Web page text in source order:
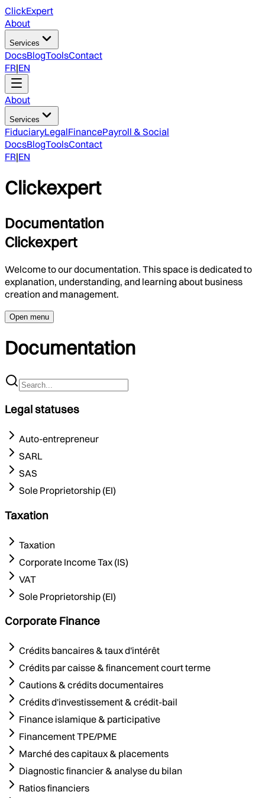
ClickExpert
About
Services
DocsBlogToolsContact
FR|EN
About
Services
FiduciaryLegalFinancePayroll & Social
DocsBlogToolsContact
FR|EN
Clickexpert
Documentation
Clickexpert
Welcome to our documentation. This space is dedicated to
explanation, understanding, and learning about business
creation and management.
Open menu
Documentation
Legal statuses
Auto-entrepreneur
SARL
SAS
Sole Proprietorship (EI)
Taxation
Taxation
Corporate Income Tax (IS)
VAT
Sole Proprietorship (EI)
Corporate Finance
Crédits bancaires & taux d'intérêt
Crédits par caisse & financement court terme
Cautions & crédits documentaires
Crédits d'investissement & crédit-bail
Finance islamique & participative
Financement TPE/PME
Marché des capitaux & placements
Diagnostic financier & analyse du bilan
Ratios financiers